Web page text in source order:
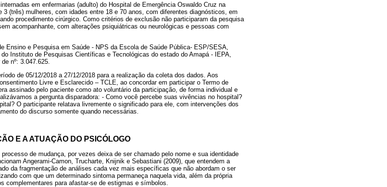
em enfermarias (adulto) do Hospital de Emergência Oswaldo Cruz na
(três) mulheres, com idades entre 18 e 70 anos, com diferentes diagnósticos, em
procedimento cirúrgico. Como critérios de exclusão não participaram da pesquisa
acompanhante, com alterações psiquiátricas ou neurológicas e pessoas com
Ensino e Pesquisa em Saúde - NPS da Escola de Saúde Pública- ESP/SESA,
Instituto de Pesquisas Científicas e Tecnológicas do estado do Amapá - IEPA,
nº: 3.047.625.
de 05/12/2018 a 27/12/2018 para a realização da coleta dos dados. Aos
Livre e Esclarecido – TCLE, ao concordar em participar o Termo de
assinado pelo paciente como ato voluntário da participação, de forma individual e
a pergunta disparadora: - Como você percebe suas vivências no hospital?
O participante relatava livremente o significado para ele, com intervenções dos
do discurso somente quando necessárias.
E A ATUAÇÃO DO PSICÓLOGO
de mudança, por vezes deixa de ser chamado pelo nome e sua identidade
Angerami-Camon, Trucharte, Knijnik e Sebastiani (2009), que entendem a
da fragmentação de análises cada vez mais específicas que não abordam o ser
com que um determinado sintoma permaneça naquela vida, além da própria
complementares para afastar-se de estigmas e símbolos.